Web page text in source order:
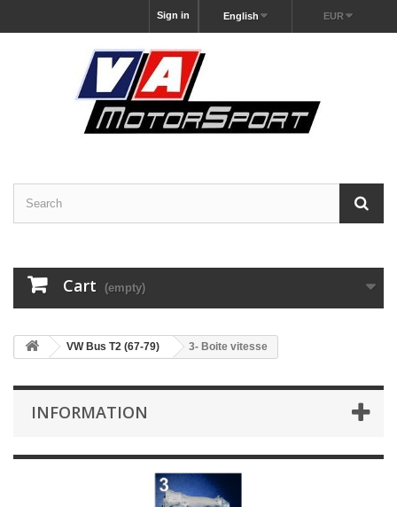
EUR
English
Sign in
Cart (empty)
VW Bus T2 (67-79) 3- Boite vitesse
INFORMATION